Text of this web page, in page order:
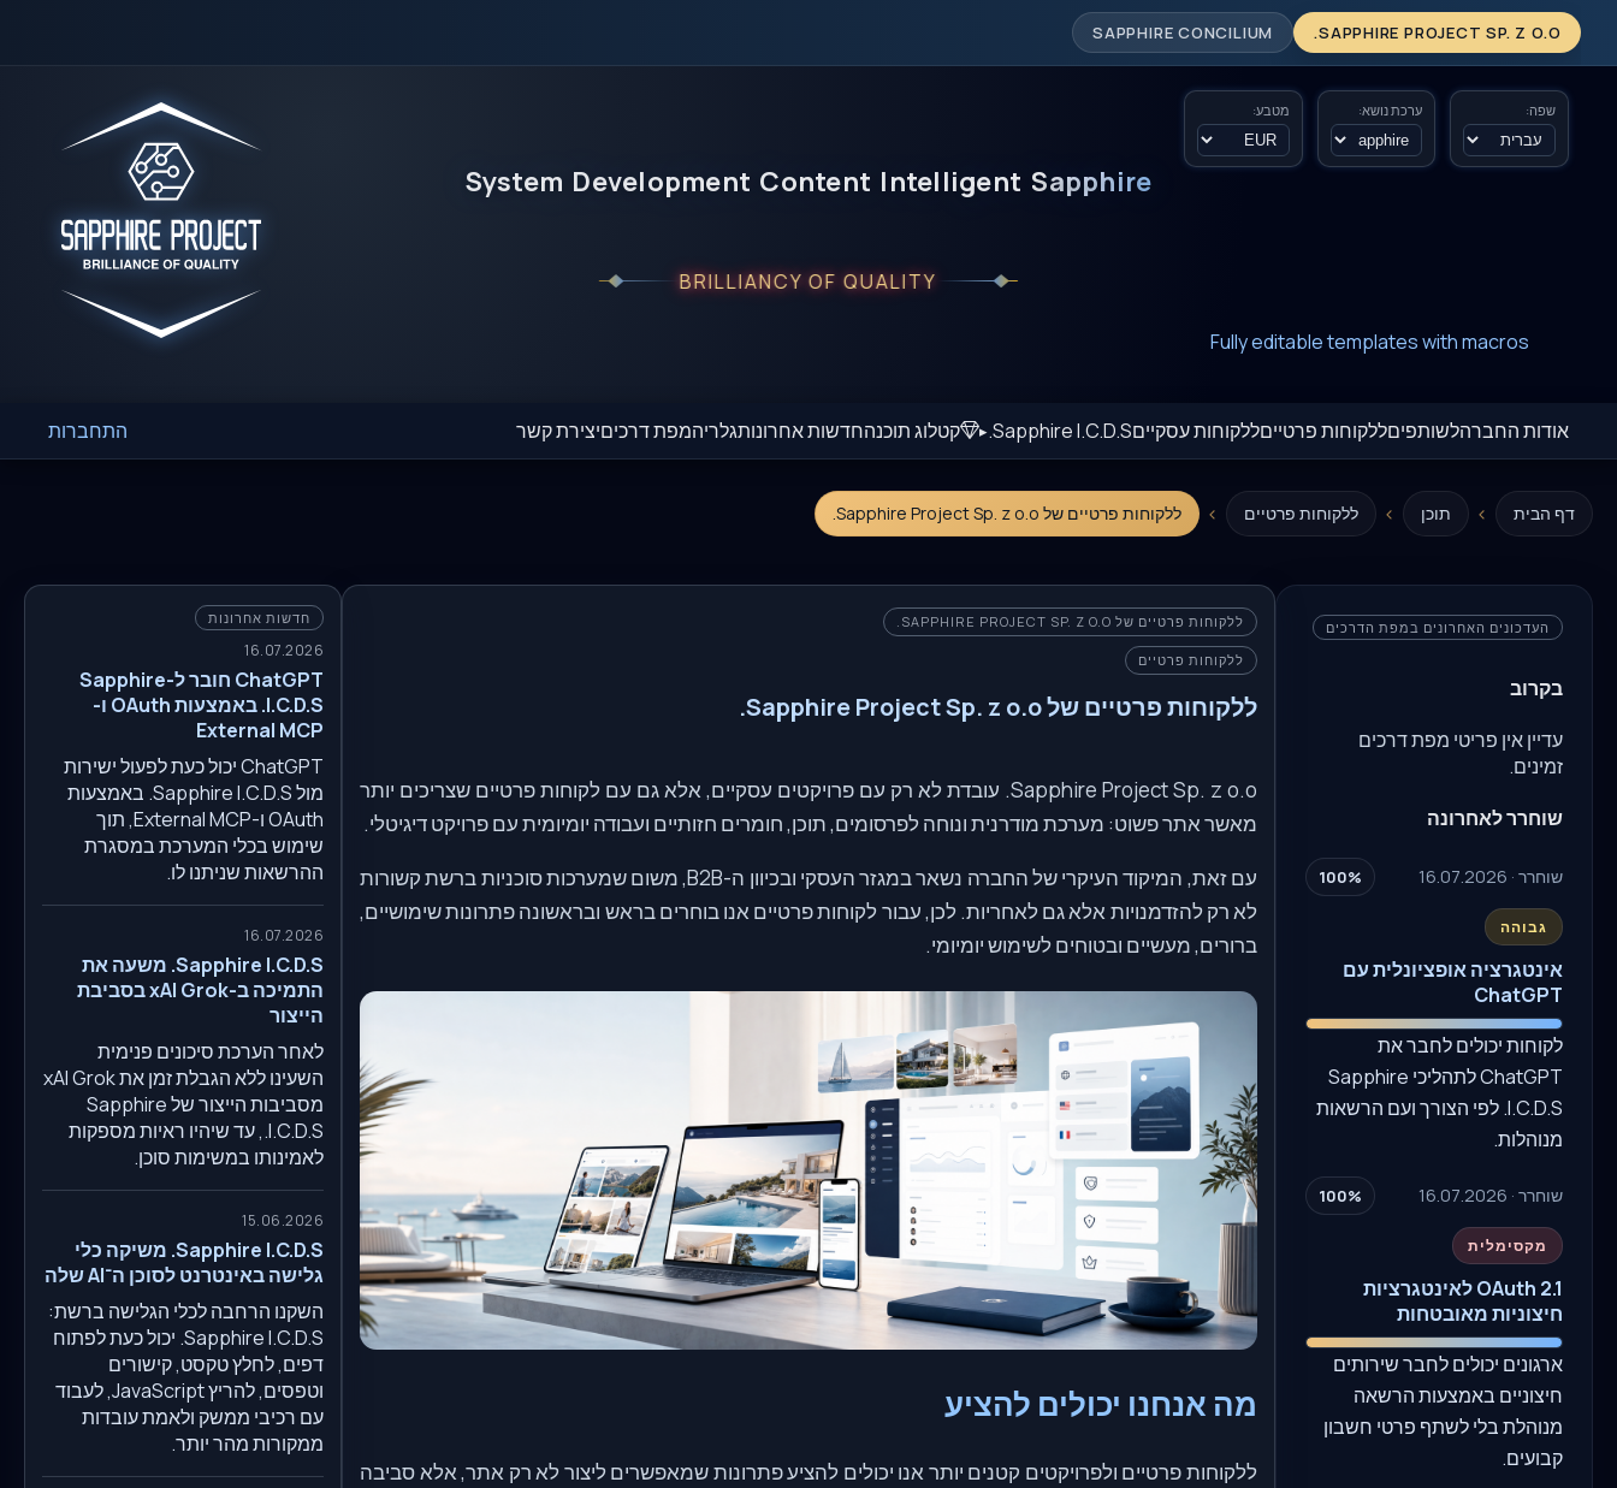
SAPPHIRE PROJECT SP. Z O.O.
SAPPHIRE CONCILIUM
שפה: ערכת נושא: מטבע:
Sapphire
Intelligent
Content
Development
System
Fully editable templates with macros
BRILLIANCY OF QUALITY
התחברות אודות החברהלשותפיםללקוחות פרטייםללקוחות עסקייםSapphire I.C.D.S. קטלוג תוכנהחדשות אחרונותגלריהמפת דרכיםיצירת קשר
דף הבית › תוכן › ללקוחות פרטיים › ללקוחות פרטיים של Sapphire Project Sp. z o.o.
העדכונים האחרונים במפת הדרכים
בקרוב
עדיין אין פריטי מפת דרכים
זמינים.
שוחרר לאחרונה
שוחרר · 16.07.2026 100%
גבוהה
אינטגרציה אופציונלית עם
ChatGPT
לקוחות יכולים לחבר את
ChatGPT לתהליכי Sapphire
I.C.D.S. לפי הצורך ועם הרשאות
מנוהלות.
שוחרר · 16.07.2026 100%
מקסימלית
OAuth 2.1 לאינטגרציות
חיצוניות מאובטחות
ארגונים יכולים לחבר שירותים
חיצוניים באמצעות הרשאה
מנוהלת בלי לשתף פרטי חשבון
קבועים.
ללקוחות פרטיים של SAPPHIRE PROJECT SP. Z O.O.
ללקוחות פרטיים
ללקוחות פרטיים של Sapphire Project Sp. z o.o.
Sapphire Project Sp. z o.o. עובדת לא רק עם פרויקטים עסקיים, אלא גם עם לקוחות פרטיים שצריכים יותר
מאשר אתר פשוט: מערכת מודרנית ונוחה לפרסומים, תוכן, חומרים חזותיים ועבודה יומיומית עם פרויקט דיגיטלי.
עם זאת, המיקוד העיקרי של החברה נשאר במגזר העסקי ובכיוון ה-B2B, משום שמערכות סוכניות ברשת קשורות
לא רק להזדמנויות אלא גם לאחריות. לכן, עבור לקוחות פרטיים אנו בוחרים בראש ובראשונה פתרונות שימושיים,
ברורים, מעשיים ובטוחים לשימוש יומיומי.
מה אנחנו יכולים להציע
ללקוחות פרטיים ולפרויקטים קטנים יותר אנו יכולים להציע פתרונות שמאפשרים ליצור לא רק אתר, אלא סביבה
חדשות אחרונות
16.07.2026
ChatGPT חובר ל-Sapphire
I.C.D.S. באמצעות OAuth ו-
External MCP
ChatGPT יכול כעת לפעול ישירות
מול Sapphire I.C.D.S. באמצעות
OAuth ו-External MCP, תוך
שימוש בכלי המערכת במסגרת
ההרשאות שניתנו לו.
16.07.2026
Sapphire I.C.D.S. משעה את
התמיכה ב-xAI Grok בסביבת
הייצור
לאחר הערכת סיכונים פנימית
השעינו ללא הגבלת זמן את xAI Grok
מסביבות הייצור של Sapphire
I.C.D.S., עד שיהיו ראיות מספקות
לאמינותו במשימות סוכן.
15.06.2026
Sapphire I.C.D.S. משיקה כלי
גלישה באינטרנט לסוכן ה־AI שלה
השקנו הרחבה לכלי הגלישה ברשת:
Sapphire I.C.D.S. יכול כעת לפתוח
דפים, לחלץ טקסט, קישורים
וטפסים, להריץ JavaScript, לעבוד
עם רכיבי ממשק ולאמת עובדות
ממקורות מהר יותר.